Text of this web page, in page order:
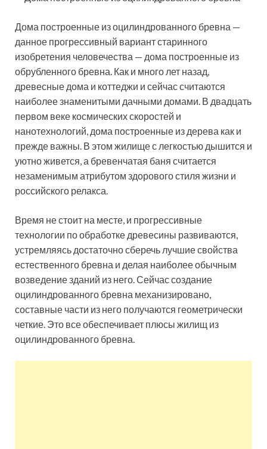
Дома построенные из оцилиндрованного бревна —
данное прогрессивный вариант старинного
изобретения человечества — дома построенные из
обрубленного бревна. Как и много лет назад,
древесные дома и коттеджи и сейчас считаются
наиболее знаменитыми дачными домами. В двадцать
первом веке космических скоростей и
нанотехнологий, дома построенные из дерева как и
прежде важны. В этом жилище с легкостью дышится и
уютно живется, а бревенчатая баня считается
незаменимым атрибутом здорового стиля жизни и
российского релакса.
Время не стоит на месте, и прогрессивные
технологии по обработке древесины развиваются,
устремляясь достаточно сберечь лучшие свойства
естественного бревна и делая наиболее обычным
возведение зданий из него. Сейчас создание
оцилиндрованного бревна механизировано,
составные части из него получаются геометрически
четкие. Это все обеспечивает плюсы жилищ из
оцилиндрованного бревна.